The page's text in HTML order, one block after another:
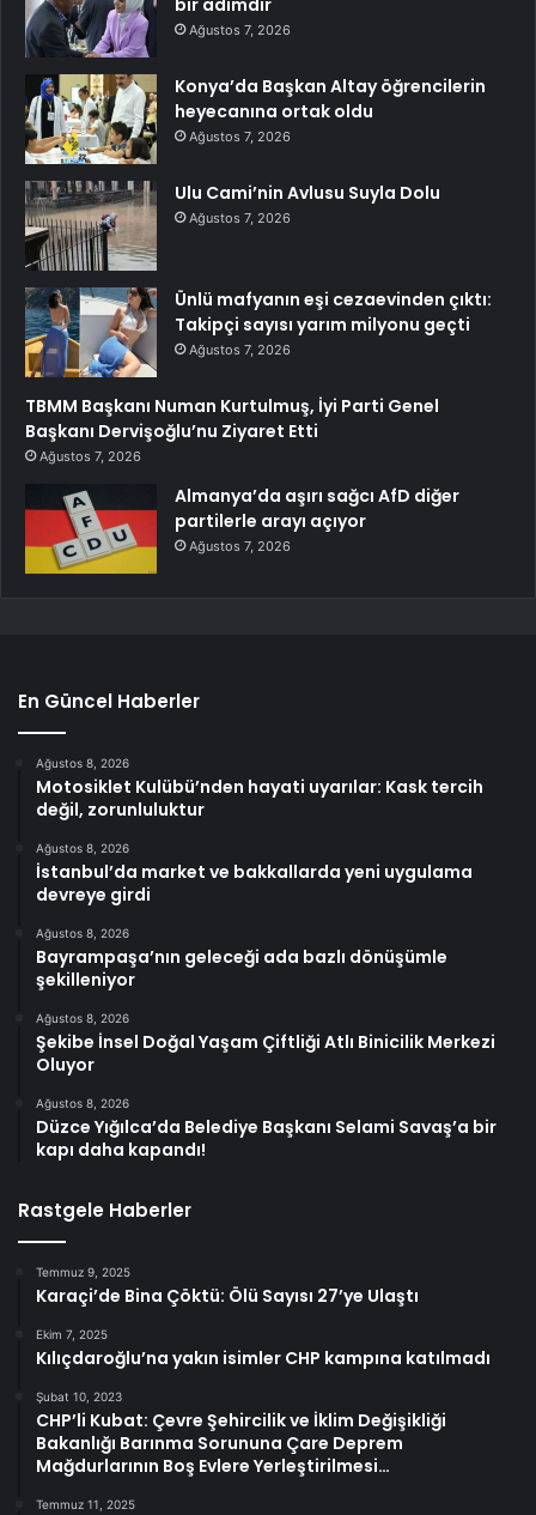
bir adımdır
Ağustos 7, 2026
Konya’da Başkan Altay öğrencilerin
heyecanına ortak oldu
Ağustos 7, 2026
Ulu Cami’nin Avlusu Suyla Dolu
Ağustos 7, 2026
Ünlü mafyanın eşi cezaevinden çıktı:
Takipçi sayısı yarım milyonu geçti
Ağustos 7, 2026
TBMM Başkanı Numan Kurtulmuş, İyi Parti Genel
Başkanı Dervişoğlu’nu Ziyaret Etti
Ağustos 7, 2026
Almanya’da aşırı sağcı AfD diğer
partilerle arayı açıyor
Ağustos 7, 2026
En Güncel Haberler
Ağustos 8, 2026
Motosiklet Kulübü’nden hayati uyarılar: Kask tercih
değil, zorunluluktur
Ağustos 8, 2026
İstanbul’da market ve bakkallarda yeni uygulama
devreye girdi
Ağustos 8, 2026
Bayrampaşa’nın geleceği ada bazlı dönüşümle
şekilleniyor
Ağustos 8, 2026
Şekibe İnsel Doğal Yaşam Çiftliği Atlı Binicilik Merkezi
Oluyor
Ağustos 8, 2026
Düzce Yığılca’da Belediye Başkanı Selami Savaş’a bir
kapı daha kapandı!
Rastgele Haberler
Temmuz 9, 2025
Karaçi’de Bina Çöktü: Ölü Sayısı 27’ye Ulaştı
Ekim 7, 2025
Kılıçdaroğlu’na yakın isimler CHP kampına katılmadı
Şubat 10, 2023
CHP’li Kubat: Çevre Şehircilik ve İklim Değişikliği
Bakanlığı Barınma Sorununa Çare Deprem
Mağdurlarının Boş Evlere Yerleştirilmesi…
Temmuz 11, 2025